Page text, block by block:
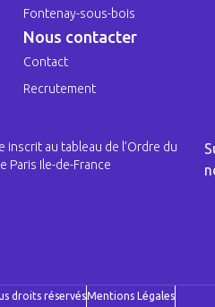
Fontenay-sous-bois
Nous contacter
Contact
Recrutement
inscrit au tableau de l’Ordre du
Paris Ile-de-France
droits réservésMentions Légales